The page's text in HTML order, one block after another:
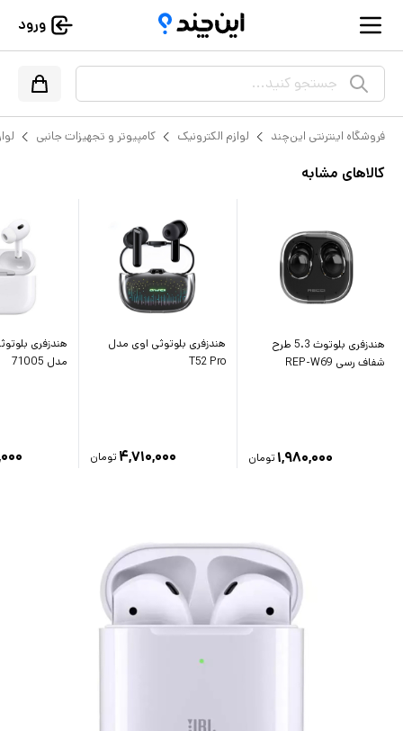
ورود
جستجو کنید...
فروشگاه اینترنتی این‌چند لوازم الکترونیک کامپیوتر و تجهیزات جانبی
کالاهای مشابه
هندزفری بلوتوث 5.3 طرح
شفاف رسی REP-W69
۱,۹۸۰,۰۰۰ تومان
هندزفری بلوتوثی اوی مدل
T52 Pro
۴,۷۱۰,۰۰۰ تومان
مدل 71005